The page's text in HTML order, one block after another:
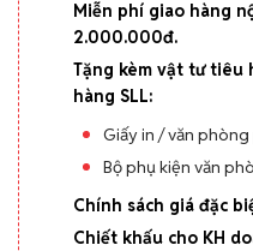
Miễn phí giao hàng
2.000.000đ.
Tặng kèm vật tư tiêu
hàng SLL:
Giấy in / văn
Bộ phụ kiện văn
Chính sách giá đặc
Chiết khấu cho KH